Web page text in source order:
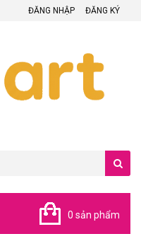
ĐĂNG NHẬP ĐĂNG KÝ
0 sản phẩm